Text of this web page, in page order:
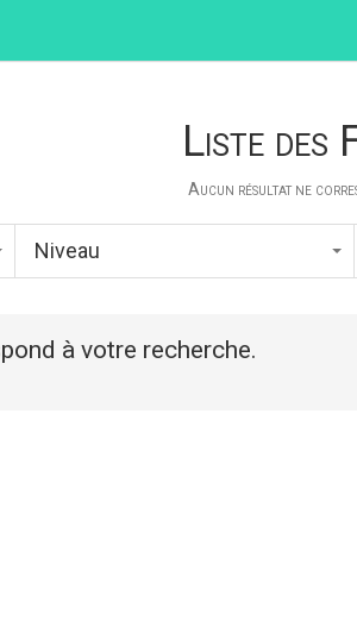
Liste des
Aucun résultat ne
Niveau
à votre recherche.